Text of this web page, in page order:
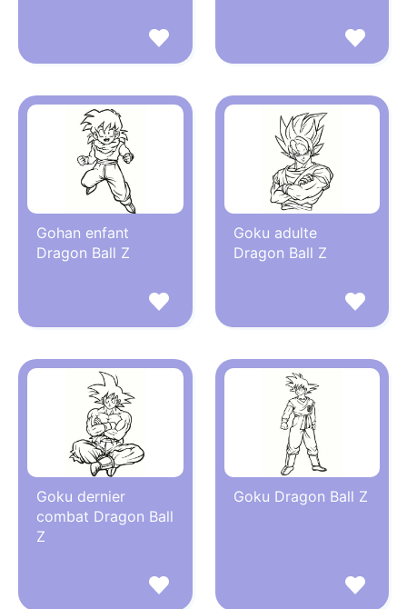
Gohan enfant
Dragon Ball Z
Goku adulte
Dragon Ball Z
Goku dernier
combat Dragon Ball
Z
Goku Dragon Ball Z